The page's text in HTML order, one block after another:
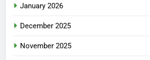
January 2026
December 2025
November 2025